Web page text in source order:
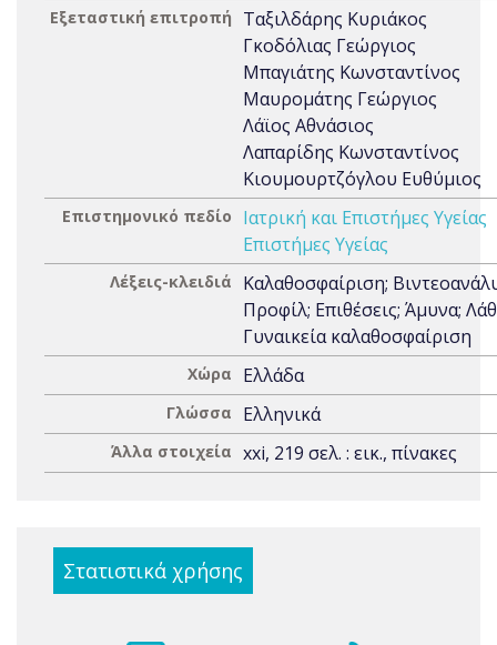
Εξεταστική επιτροπή
Ταξιλδάρης Κυριάκος
Γκοδόλιας Γεώργιος
Μπαγιάτης Kωνσταντίνος
Μαυρομάτης Γεώργιος
Λάϊος Αθνάσιος
Λαπαρίδης Κωνσταντίνος
Κιουμουρτζόγλου Ευθύμιος
Επιστημονικό πεδίο
Ιατρική και Επιστήμες Υγείας
Επιστήμες Υγείας
Λέξεις-κλειδιά
Καλαθοσφαίριση;
Προφίλ; Επιθέσεις; Άμυνα;
Γυναικεία καλαθοσφαίριση
Χώρα Ελλάδα
Γλώσσα Ελληνικά
Άλλα στοιχεία xxi, 219 σελ. : εικ., πίνακες
Στατιστικά χρήσης